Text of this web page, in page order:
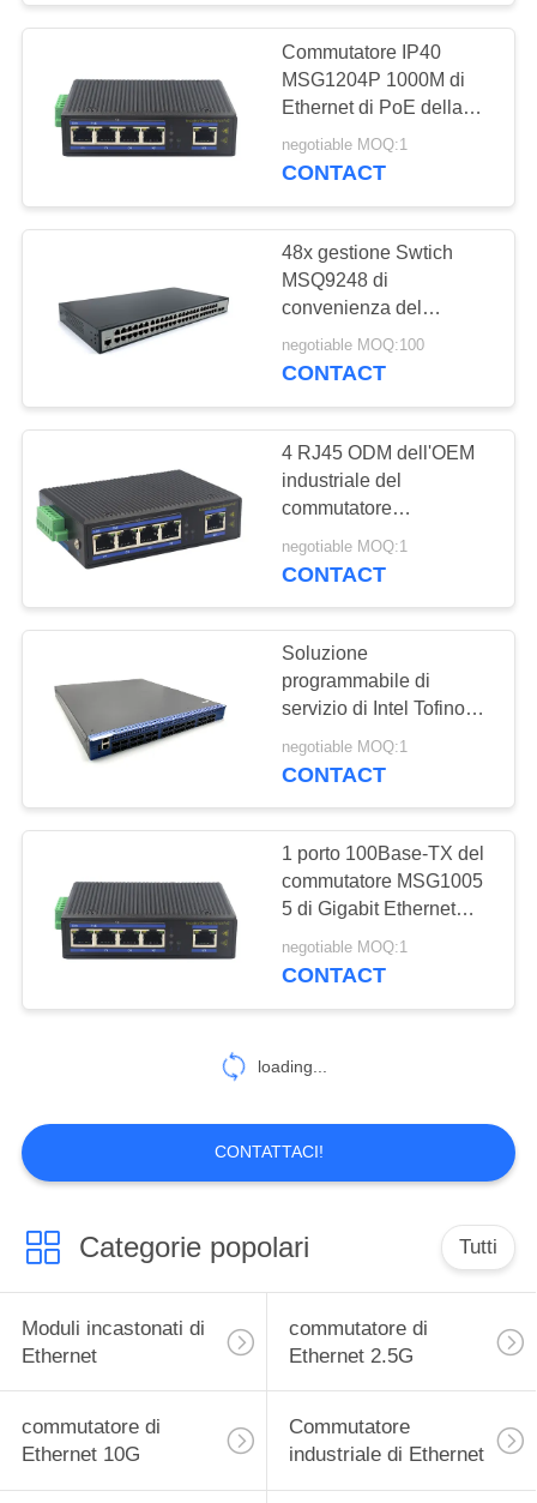
Modulo di
commutatore di
Ethernet
Modulo di VDSL
11
Commutatore
programmabile di
Ethernet
Riempitivo del cavo
Convertitore della
7
Dispositivo di
Ethernet
8
Commutatore IP40
MSG1204P 1000M di
Ethernet di PoE della
fibra 4 port10Base-T
negotiable MOQ:1
CONTACT
48x gestione Swtich
MSQ9248 di
convenienza del
commutatore di 2x + di
2.5GT SFP+ 2.5G L3
negotiable MOQ:100
CONTACT
4 RJ45 ODM dell'OEM
industriale del
commutatore
MSE1104P di Ethernet
del 10BaseT PoE
negotiable MOQ:1
CONTACT
Soluzione
programmabile di
servizio di Intel Tofino
del commutatore di
Ethernet di MTBF-
negotiable MOQ:1
CONTACT
1 porto 100Base-TX del
commutatore MSG1005
5 di Gigabit Ethernet
della tratta in discesa di
tratta in salita 4
negotiable MOQ:1
CONTACT
loading...
CONTATTACI!
Categorie popolari Tutti
Moduli incastonati di
Ethernet
commutatore di
Ethernet 2.5G
commutatore di
Ethernet 10G
Commutatore
industriale di Ethernet